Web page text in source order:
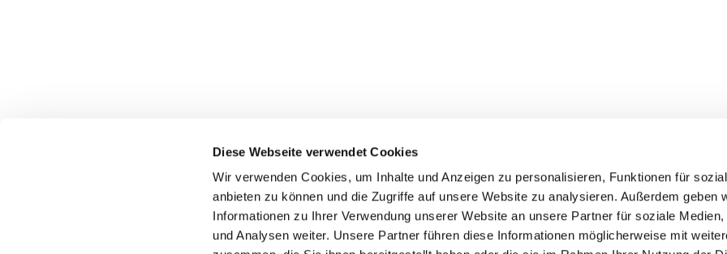
Diese Webseite verwendet Cookies
Wir verwenden Cookies, um Inhalte und Anzeigen zu personalisieren, Funktionen für
anbieten zu können und die Zugriffe auf unsere Website zu analysieren. Außerdem geben
Informationen zu Ihrer Verwendung unserer Website an unsere Partner für soziale Medien,
und Analysen weiter. Unsere Partner führen diese Informationen möglicherweise mit